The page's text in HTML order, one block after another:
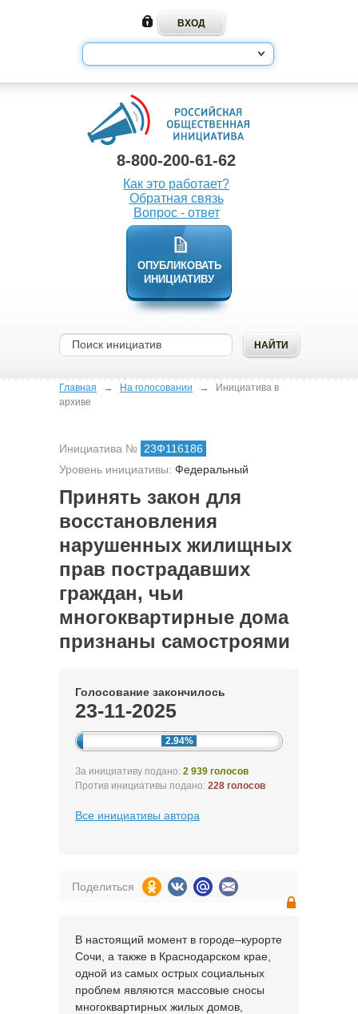
8-800-200-61-62
Как это работает?
Обратная связь
Вопрос - ответ
ОПУБЛИКОВАТЬ
ИНИЦИАТИВУ
Главная → На голосовании →
Инициатива в
архиве
Инициатива № 23Ф116186
Уровень инициативы: Федеральный
Принять закон для
восстановления
нарушенных жилищных
прав пострадавших
граждан, чьи
многоквартирные дома
признаны самостроями
Голосование закончилось
23-11-2025
2.94%
За инициативу подано: 2 939 голосов
Против инициативы подано: 228 голосов
Все инициативы автора
Поделиться
В настоящий момент в городе–курорте
Сочи, а также в Краснодарском крае,
одной из самых острых социальных
проблем являются массовые сносы
многоквартирных жилых домов,